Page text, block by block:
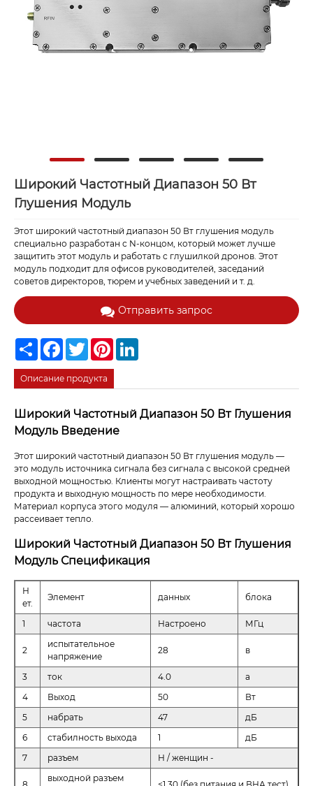
Широкий Частотный Диапазон 50 Вт
Глушения Модуль
Этот широкий частотный диапазон 50 Вт глушения модуль
специально разработан с N-концом, который может лучше
защитить этот модуль и работать с глушилкой дронов. Этот
модуль подходит для офисов руководителей, заседаний
советов директоров, тюрем и учебных заведений и т. д.
Отправить запрос
Share FacebookTwitterPinterest
Описание продукта
Широкий Частотный Диапазон 50 Вт Глушения
Модуль Введение
Этот широкий частотный диапазон 50 Вт глушения модуль —
это модуль источника сигнала без сигнала с высокой средней
выходной мощностью. Клиенты могут настраивать частоту
продукта и выходную мощность по мере необходимости.
Материал корпуса этого модуля — алюминий, который хорошо
рассеивает тепло.
Широкий Частотный Диапазон 50 Вт Глушения
Модуль Спецификация
Н
ет.
Элемент данных блока
1 частота Настроено МГц
2
испытательное
напряжение
28 в
3 ток 4.0
а
4
Выход 50
Вт
5
набрать 47
дБ
6
стабилность выхода 1
дБ
7
разъем Н / женщин -
выходной разъем